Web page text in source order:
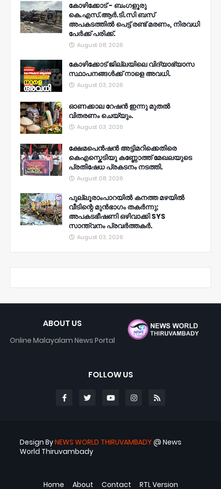
കോഴിക്കോട് - ബംഗളൂരു
കെ.എസ്.ആർ.ടി.സി ബസ്
അപകടത്തിൽ പെട്ട് രണ്ട് മരണം, നിരവധി
പേർക്ക് പരിക്ക്.
August 08, 2026
കോഴിക്കോട് ജില്ലയിലെ വിദ്യാഭ്യാസ
സ്ഥാപനങ്ങൾക്ക് നാളെ അവധി.
August 03, 2026
ഓണക്കാല റേഷൻ ഇന്നു മുതല്‍
വിതരണം ചെയ്യും.
August 03, 2026
ക്ഷേമപെൻഷൻ അട്ടിമറിക്കെതിരെ
കെഎസ്കെടിയു കണ്ണോത്ത് മേഖലയുടെ
പ്രതിഷേധ പ്രകടനം നടത്തി.
August 08, 2026
പുല്ലൂരാംപാറയിൽ കനത്ത മഴയിൽ
വീടിന്റെ മുൻഭാഗം തകർന്നു;
അപകടഭീഷണി ഒഴിവാക്കി SYS
സാന്ത്വനം പ്രവർത്തകർ.
August 03, 2026
ABOUT US
Online Malayalam News Portal
FOLLOW US
Design ByNEWS WORLD THIRUVAMBADY @ News
World Thiruvambady
Home
About Contact RTL Version